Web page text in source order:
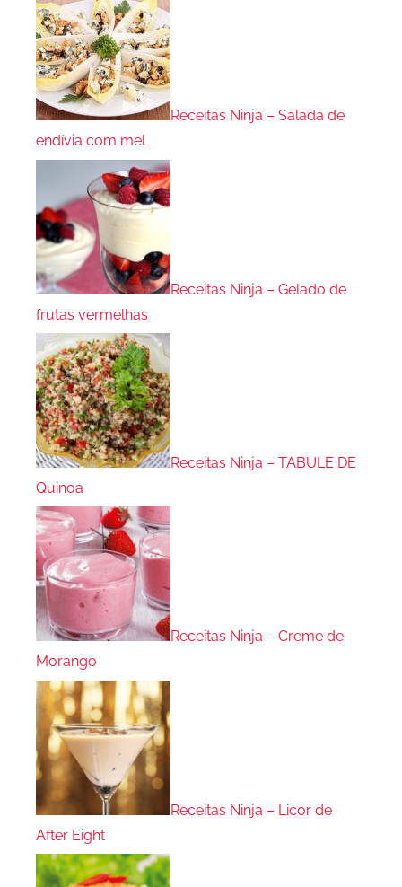
Receitas Ninja – Salada de
endívia com mel
Receitas Ninja – Gelado de
frutas vermelhas
Receitas Ninja – TABULE DE
Quinoa
Receitas Ninja – Creme de
Morango
Receitas Ninja – Licor de
After Eight